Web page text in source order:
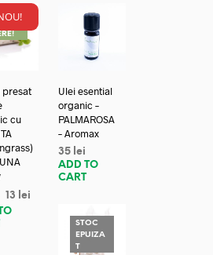
presat
cu
13
lei
Ulei esential
organic –
PALMAROSA
– Aromax
35 lei
ADD TO
CART
STOC
EPUIZA
T